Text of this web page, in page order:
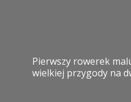
Pierwszy rowerek
wielkiej przygody na